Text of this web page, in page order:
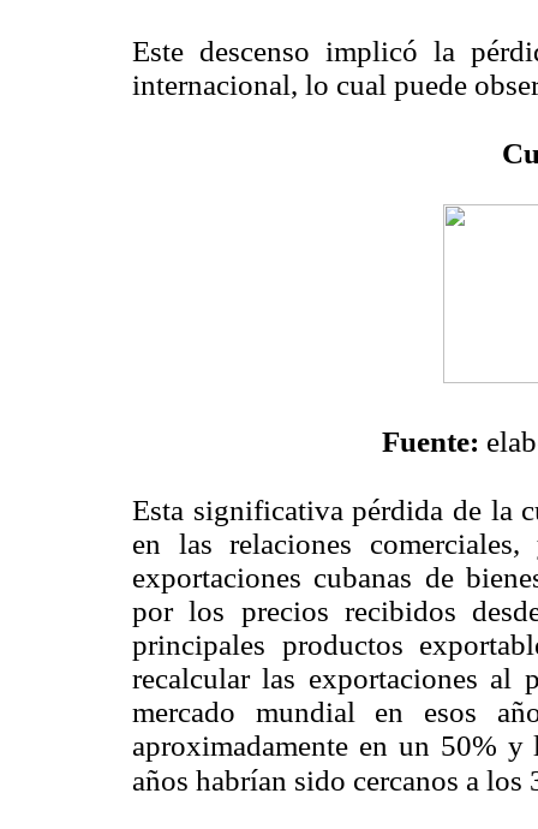
Este descenso implicó la
internacional, lo cual puede
Fuente:
Esta significativa pérdida de la
en las relaciones
exportaciones cubanas de
por los precios recibidos
principales productos
recalcular las exportaciones al
mercado mundial en esos
aproximadamente en un 50% y
años habrían sido cercanos a